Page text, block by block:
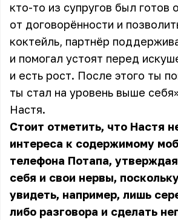
кто-то из супругов был готов
от договорённости и
коктейль, партнёр
и помогал устоят перед
и есть рост. После этого ты
ты стал на уровень выше
Настя.
Стоит отметить, что Настя
интереса к содержимому
телефона Потапа,
себя и свои нервы,
увидеть, например, лишь
либо разговора и сделать